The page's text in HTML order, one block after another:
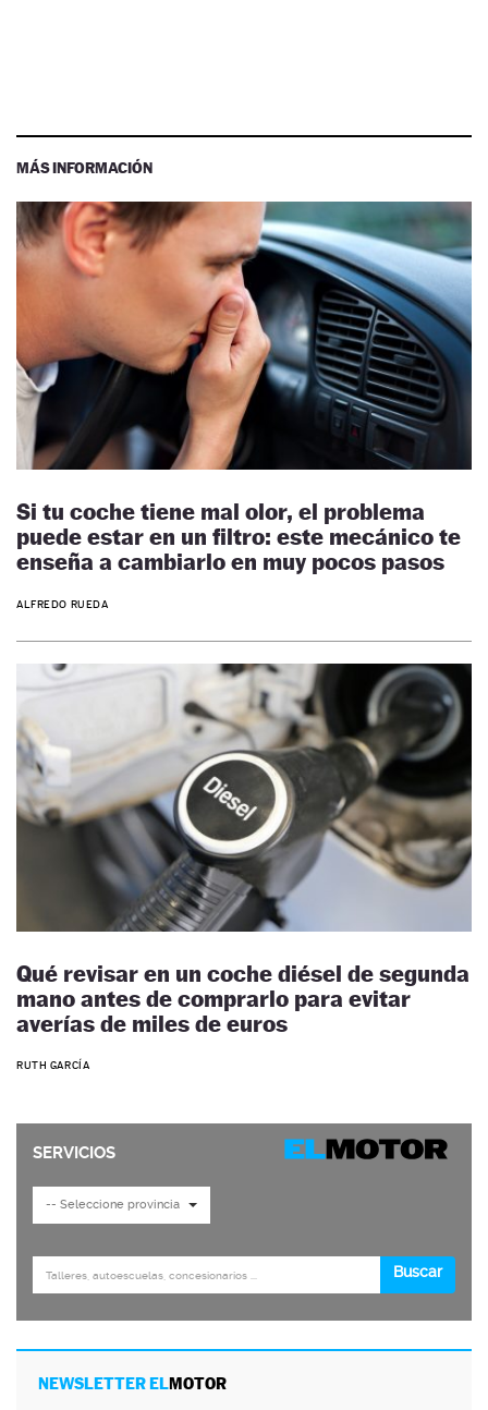
MÁS INFORMACIÓN
Si tu coche tiene mal olor, el problema
puede estar en un filtro: este mecánico te
enseña a cambiarlo en muy pocos pasos
ALFREDO RUEDA
Qué revisar en un coche diésel de segunda
mano antes de comprarlo para evitar
averías de miles de euros
RUTH GARCÍA
NEWSLETTER ELMOTOR